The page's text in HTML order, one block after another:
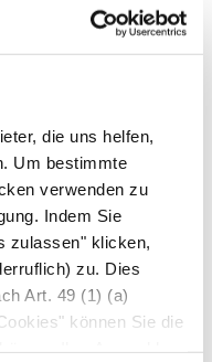
die uns helfen,
Um bestimmte
verwenden zu
Indem Sie
zulassen" klicken,
zu. Dies
Art. 49 (1) (a)
können Sie die
besteht eine
Impfstoff, der
ist. Er soll bei
tödlicher
Für Kinder unter
die Impfung nicht